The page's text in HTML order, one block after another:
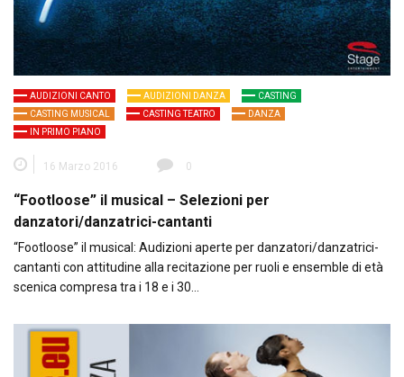
AUDIZIONI CANTO AUDIZIONI DANZA
CASTING
CASTING MUSICAL
CASTING TEATRO
DANZA
IN PRIMO PIANO
16 Marzo 2016 0
“Footloose” il musical – Selezioni per
danzatori/danzatrici-cantanti
“Footloose” il musical: Audizioni aperte per danzatori/danzatrici-
cantanti con attitudine alla recitazione per ruoli e ensemble di età
scenica compresa tra i 18 e i 30…